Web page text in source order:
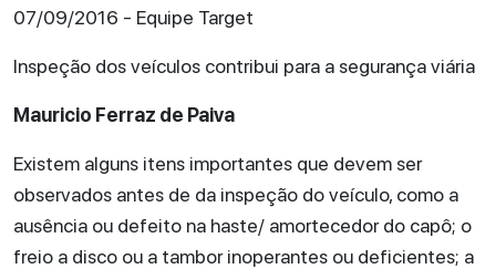
07/09/2016 - Equipe Target
Inspeção dos veículos contribui para a segurança viária
Mauricio Ferraz de Paiva
Existem alguns itens importantes que devem ser
observados antes de da inspeção do veículo, como a
ausência ou defeito na haste/ amortecedor do capô; o
freio a disco ou a tambor inoperantes ou deficientes; a